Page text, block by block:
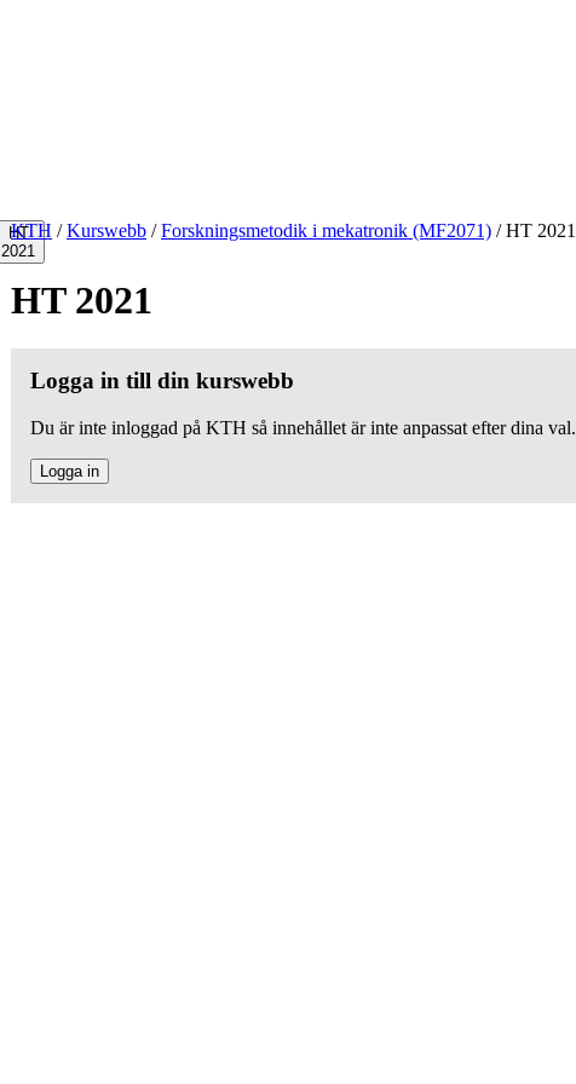
HT
2021
KTH / Kurswebb / Forskningsmetodik i mekatronik (MF2071) /HT 2021
HT 2021
Logga in till din kurswebb
Du är inte inloggad på KTH så innehållet är inte anpassat efter dina val.
Logga in